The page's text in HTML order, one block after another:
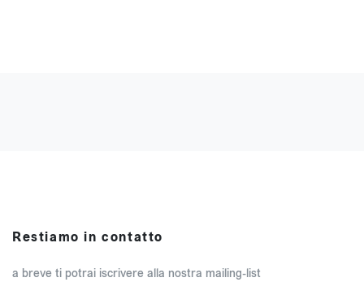
Restiamo in contatto
a breve ti potrai iscrivere alla nostra mailing-list